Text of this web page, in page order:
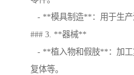
- **模具制造**：用于生产
### 3. **器械**
- **植入物和假肢**：加工
复体等。